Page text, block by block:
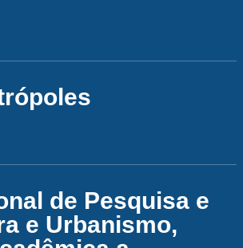
de Pesquisa e
e Urbanismo,